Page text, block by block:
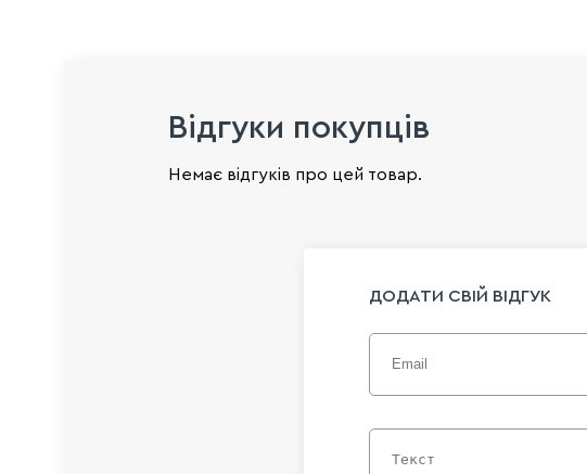
Відгуки покупців
Немає відгуків про цей товар.
ДОДАТИ СВІЙ ВІДГУК